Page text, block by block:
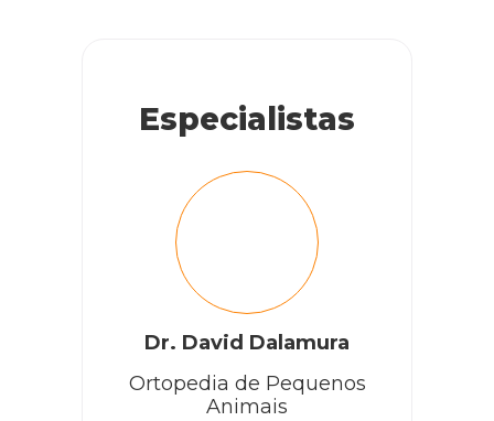
Especialistas
Dr. David Dalamura
Ortopedia de Pequenos
Animais